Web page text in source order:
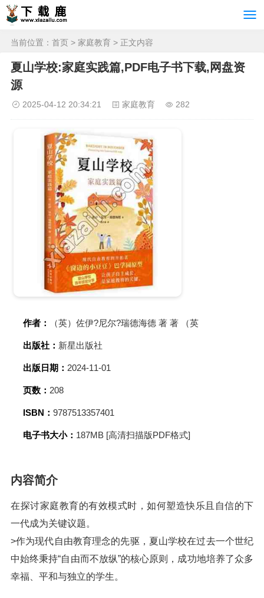
当前位置： 首页 > 家庭教育 > 正文内容
夏山学校:家庭实践篇,PDF电子书下载,网盘资
源
2025-04-12 20:34:21 家庭教育 282
作者： （英）佐伊?尼尔?瑞德海德 著 著 （英
出版社： 新星出版社
出版日期： 2024-11-01
页数： 208
ISBN： 9787513357401
电子书大小： 187MB [高清扫描版PDF格式]
内容简介
在探讨家庭教育的有效模式时，如何塑造快乐且自信的下
一代成为关键议题。
>作为现代自由教育理念的先驱，夏山学校在过去一个世纪
中始终秉持“自由而不放纵”的核心原则，成功地培养了众多
幸福、平和与独立的学生。